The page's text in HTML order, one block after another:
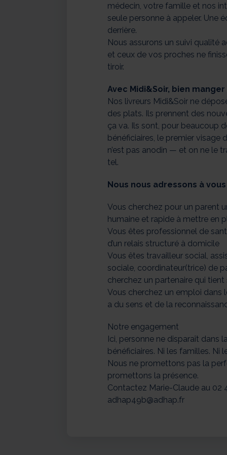
médecin, votre famille et nos
seule personne à appeler. Une
derrière.
Nous assurons un suivi qualité
et ceux de vos proches ne
tiroir.
Avec Midi&Soir, bien
Nos livreurs Midi&Soir ne
des plats. Ils prennent des
ça va. Ils sont, pour beaucoup
bénéficiaires, le premier visage
n’est pas anodin — et on ne le
tel.
Nous nous adressons à vous
Vous cherchez pour un parent
humaine et rapide à mettre en
Vous êtes professionnel de
d’un relais structuré à domicile
Vous êtes travailleur social,
sociale, coordinateur(trice) de
cherchez un partenaire qui
Vous cherchez un emploi dans
a du sens et de la
Notre engagement
Ici, personne ne disparaît dans
bénéficiaires. Ni les familles. Ni
Nous ne promettons pas la
promettons la présence.
Contactez Marie-Claude au 02
adhap49b@adhap.fr